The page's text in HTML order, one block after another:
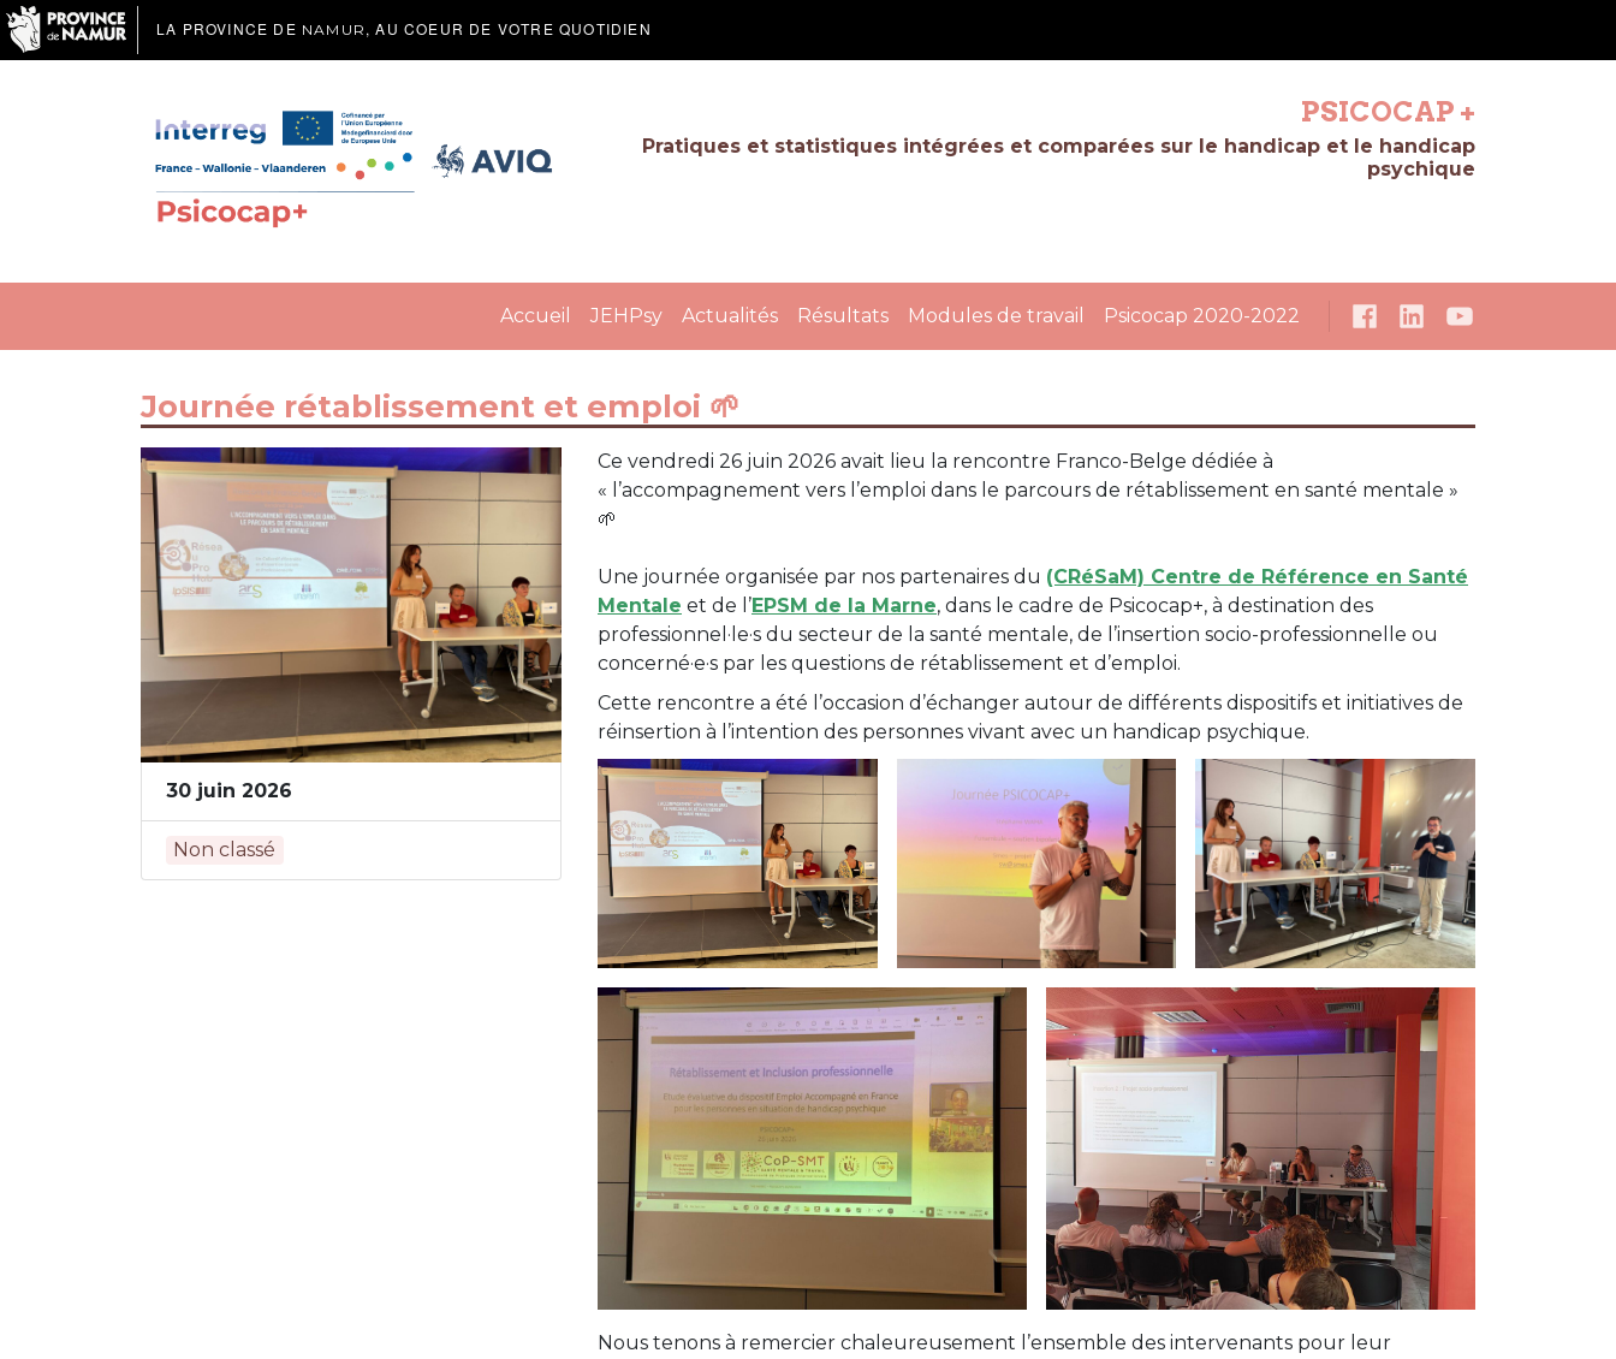
LA PROVINCE DE NAMUR , AU COEUR DE VOTRE QUOTIDIEN
PSICOCAP +
Pratiques et statistiques intégrées et comparées sur le handicap et le handicap
psychique
Accueil JEHPsy Actualités Résultats Modules de travail Psicocap 2020-2022
Journée rétablissement et emploi 🌱
30 juin 2026
Non classé
Ce vendredi 26 juin 2026 avait lieu la rencontre Franco-Belge dédiée à
« l’accompagnement vers l’emploi dans le parcours de rétablissement en santé mentale »
🌱
Une journée organisée par nos partenaires du (CRéSaM) Centre de Référence en Santé
Mentale et de l’EPSM de la Marne, dans le cadre de Psicocap+, à destination des
professionnel·le·s du secteur de la santé mentale, de l’insertion socio-professionnelle ou
concerné·e·s par les questions de rétablissement et d’emploi.
Cette rencontre a été l’occasion d’échanger autour de différents dispositifs et initiatives de
réinsertion à l’intention des personnes vivant avec un handicap psychique.
Nous tenons à remercier chaleureusement l’ensemble des intervenants pour leur